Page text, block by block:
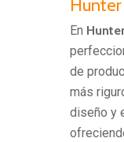
En
de
más
diseño y